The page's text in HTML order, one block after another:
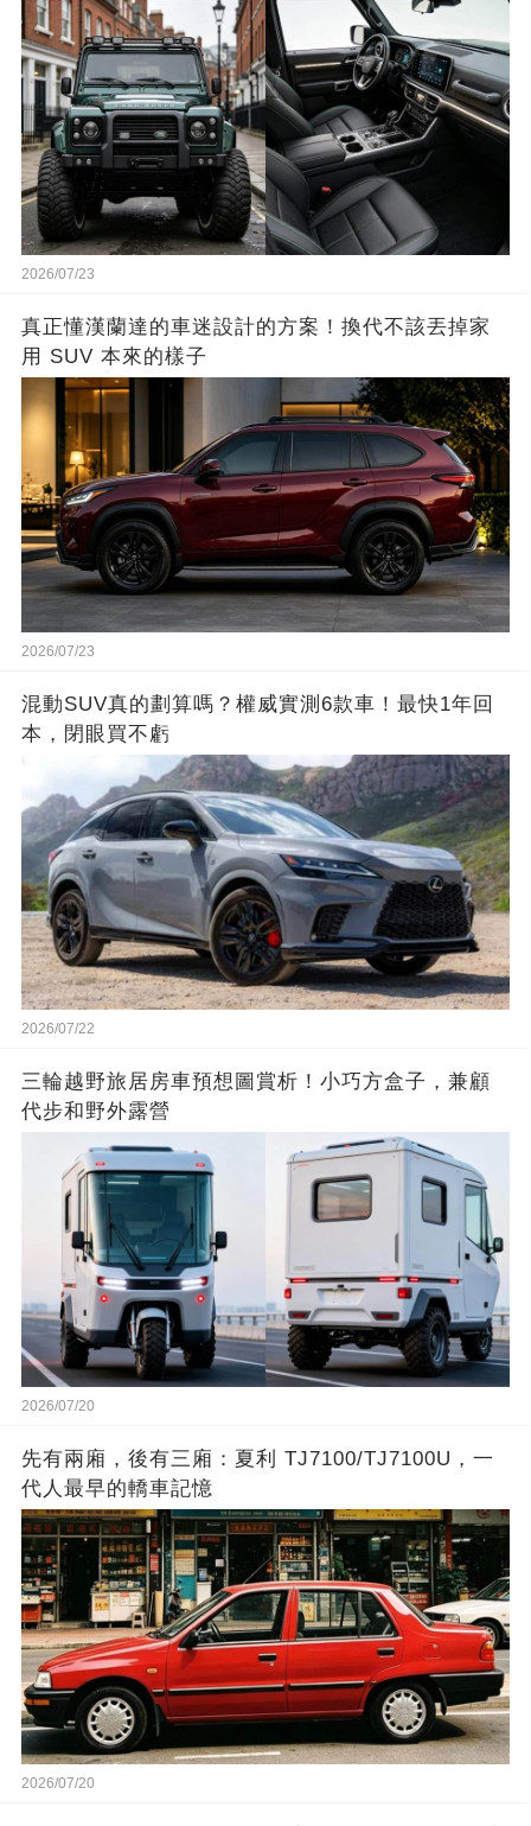
2026/07/23
真正懂漢蘭達的車迷設計的方案！換代不該丟掉家
用 SUV 本來的樣子
2026/07/23
混動SUV真的劃算嗎？權威實測6款車！最快1年回
本，閉眼買不虧
2026/07/22
三輪越野旅居房車預想圖賞析！小巧方盒子，兼顧
代步和野外露營
2026/07/20
先有兩廂，後有三廂：夏利 TJ7100/TJ7100U，一
代人最早的轎車記憶
2026/07/20